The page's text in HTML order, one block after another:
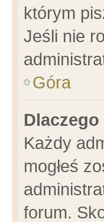
którym
Jeśli nie
Góra
Każdy
mogłeś
forum.